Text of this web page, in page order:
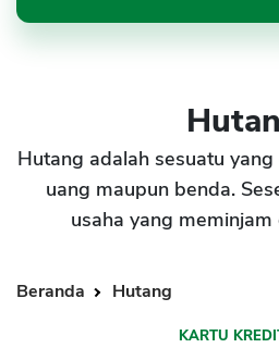
Hutang adalah sesuatu
uang maupun benda.
usaha yang
Beranda Hutang
KARTU